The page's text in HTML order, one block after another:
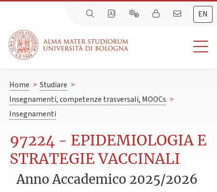
EN
Home > Studiare >
Insegnamenti, competenze trasversali, MOOCs >
Insegnamenti
97224 - EPIDEMIOLOGIA E
STRATEGIE VACCINALI
Anno Accademico 2025/2026